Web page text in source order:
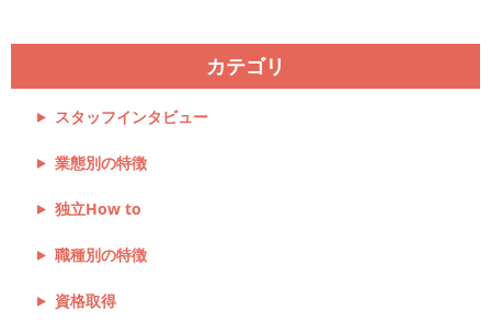
した味付けが ...
カテゴリ
スタッフインタビュー
業態別の特徴
独立How to
職種別の特徴
資格取得